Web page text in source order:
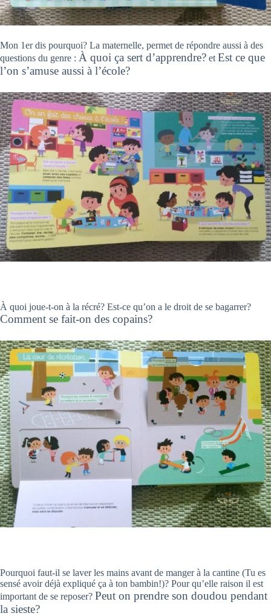
Mon 1er dis pourquoi? La maternelle, permet de répondre aussi à des
questions du genre : À quoi ça sert d’apprendre? et Est ce que
l’on s’amuse aussi à l’école?
À quoi joue-t-on à la récré? Est-ce qu’on a le droit de se bagarrer?
Comment se fait-on des copains?
Pourquoi faut-il se laver les mains avant de manger à la cantine (Tu es
sensé avoir déjà expliqué ça à ton bambin!)? Pour qu’elle raison il est
important de se reposer? Peut on prendre son doudou pendant
la sieste?